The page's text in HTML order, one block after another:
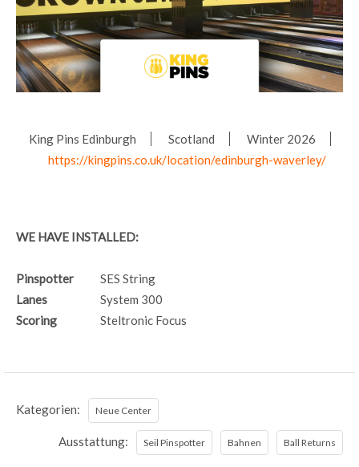
King Pins Edinburgh Scotland
Winter 2026
https://kingpins.co.uk/location/edinburgh-waverley/
WE HAVE INSTALLED:
Pinspotter SES String
Lanes
System 300
Scoring
Steltronic Focus
Kategorien: Neue Center
Ausstattung: Seil Pinspotter Bahnen Ball Returns